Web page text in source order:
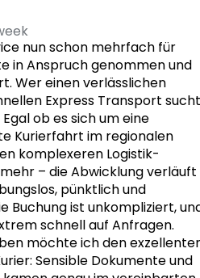
nun schon mehrfach für
in Anspruch genommen und
Wer einen verlässlichen
Express Transport
ob es sich um eine
Kurierfahrt im regionalen
komplexeren Logistik-
– die Abwicklung verläuft
pünktlich und
Buchung ist unkompliziert,
schnell auf Anfragen.
möchte ich den
Sensible Dokumente und